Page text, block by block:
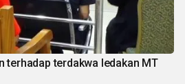
terhadap terdakwa ledakan MT